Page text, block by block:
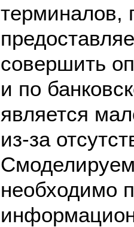
терминалов,
совершить
и по
является
из-за
необходимо